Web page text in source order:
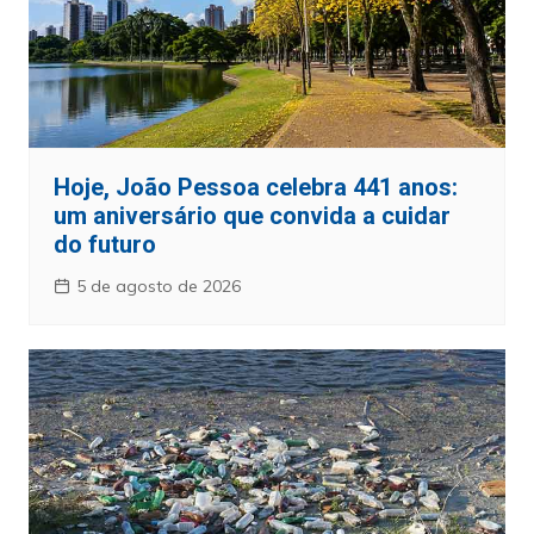
Hoje, João Pessoa celebra 441 anos:
um aniversário que convida a cuidar
do futuro
5 de agosto de 2026